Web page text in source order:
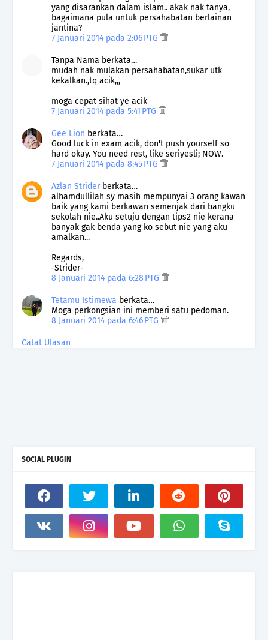
yang disarankan dalam islam.. akak nak tanya,
bagaimana pula untuk persahabatan berlainan
jantina?
7 Januari 2014 pada 2:06 PTG
Tanpa Nama berkata…
mudah nak mulakan persahabatan,sukar utk
kekalkan.,tq acik,,,
moga cepat sihat ye acik
7 Januari 2014 pada 5:41 PTG
Gee Lion berkata…
Good luck in exam acik, don't push yourself so
hard okay. You need rest, like seriyesli; NOW.
7 Januari 2014 pada 8:45 PTG
Azlan Striderberkata…
alhamdullilah sy masih mempunyai 3 orang kawan
baik yang kami berkawan semenjak dari bangku
sekolah nie..Aku setuju dengan tips2 nie kerana
banyak gak benda yang ko sebut nie yang aku
amalkan...
Regards,
-Strider-
8 Januari 2014 pada 6:28 PTG
Tetamu Istimewa berkata…
Moga perkongsian ini memberi satu pedoman.
8 Januari 2014 pada 6:46 PTG
Catat Ulasan
SOCIAL PLUGIN